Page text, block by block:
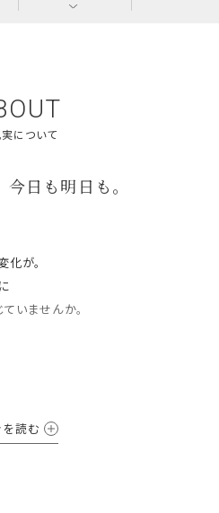
日も明日も。
を読む
化が。
いませんか。
いを与え、